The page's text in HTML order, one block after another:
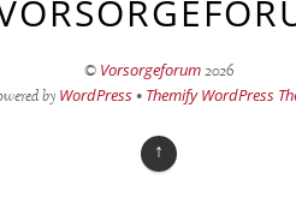
© Vorsorgeforum2026
by WordPress • Themify WordPress
↑